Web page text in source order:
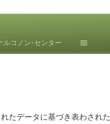
ルコノン･センター
たデータに基づき表わされた